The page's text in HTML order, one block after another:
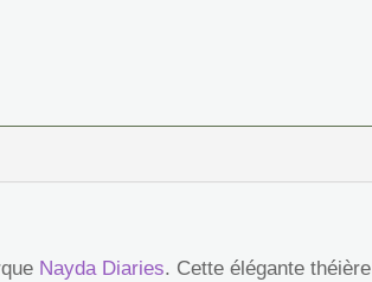
Nayda Diaries. Cette élégante théière